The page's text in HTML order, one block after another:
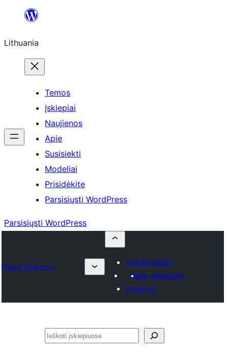
turinio
Lithuania
Temos
Įskiepiai
Naujienos
Apie
Susisiekti
Modeliai
Prisidėkite
Parsisiųsti WordPress
Parsisiųsti WordPress
Plugin Directory
Įkelkite įskiepį
Mano mėgstami
Prisijungti
Paieška